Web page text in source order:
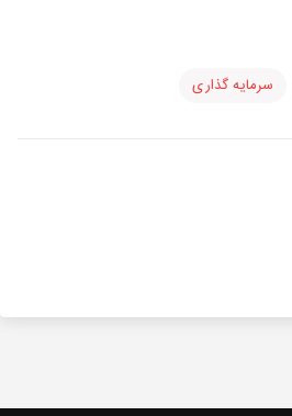
سرمایه گذاری